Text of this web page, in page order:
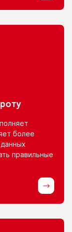
более
правильные